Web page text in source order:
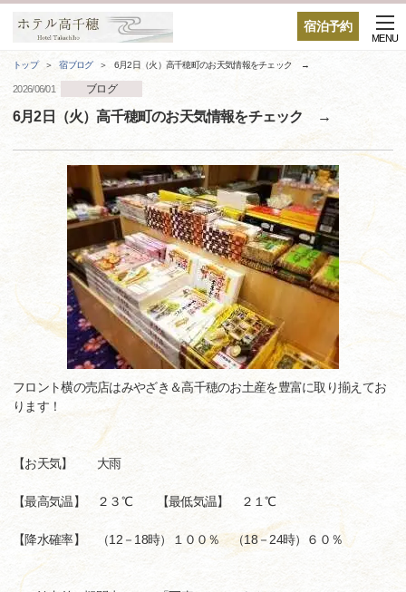
宿泊予約
MENU
トップ 宿ブログ 6月2日（火）高千穂町のお天気情報をチェック →
2026/06/01 ブログ
6月2日（火）高千穂町のお天気情報をチェック →
フロント横の売店はみやざき＆高千穂のお土産を豊富に取り揃えてお
ります！
【お天気】 大雨
【最高気温】 ２３℃ 【最低気温】 ２１℃
【降水確率】 （12－18時）１００％ （18－24時）６０％